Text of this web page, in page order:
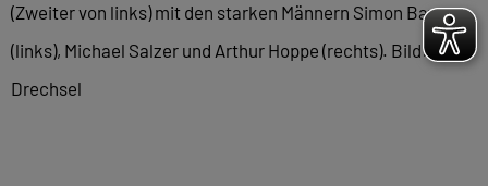
(Zweiter von links) mit den starken Männern Simon Bayer
(links), Michael Salzer und Arthur Hoppe (rechts). Bild:
Drechsel